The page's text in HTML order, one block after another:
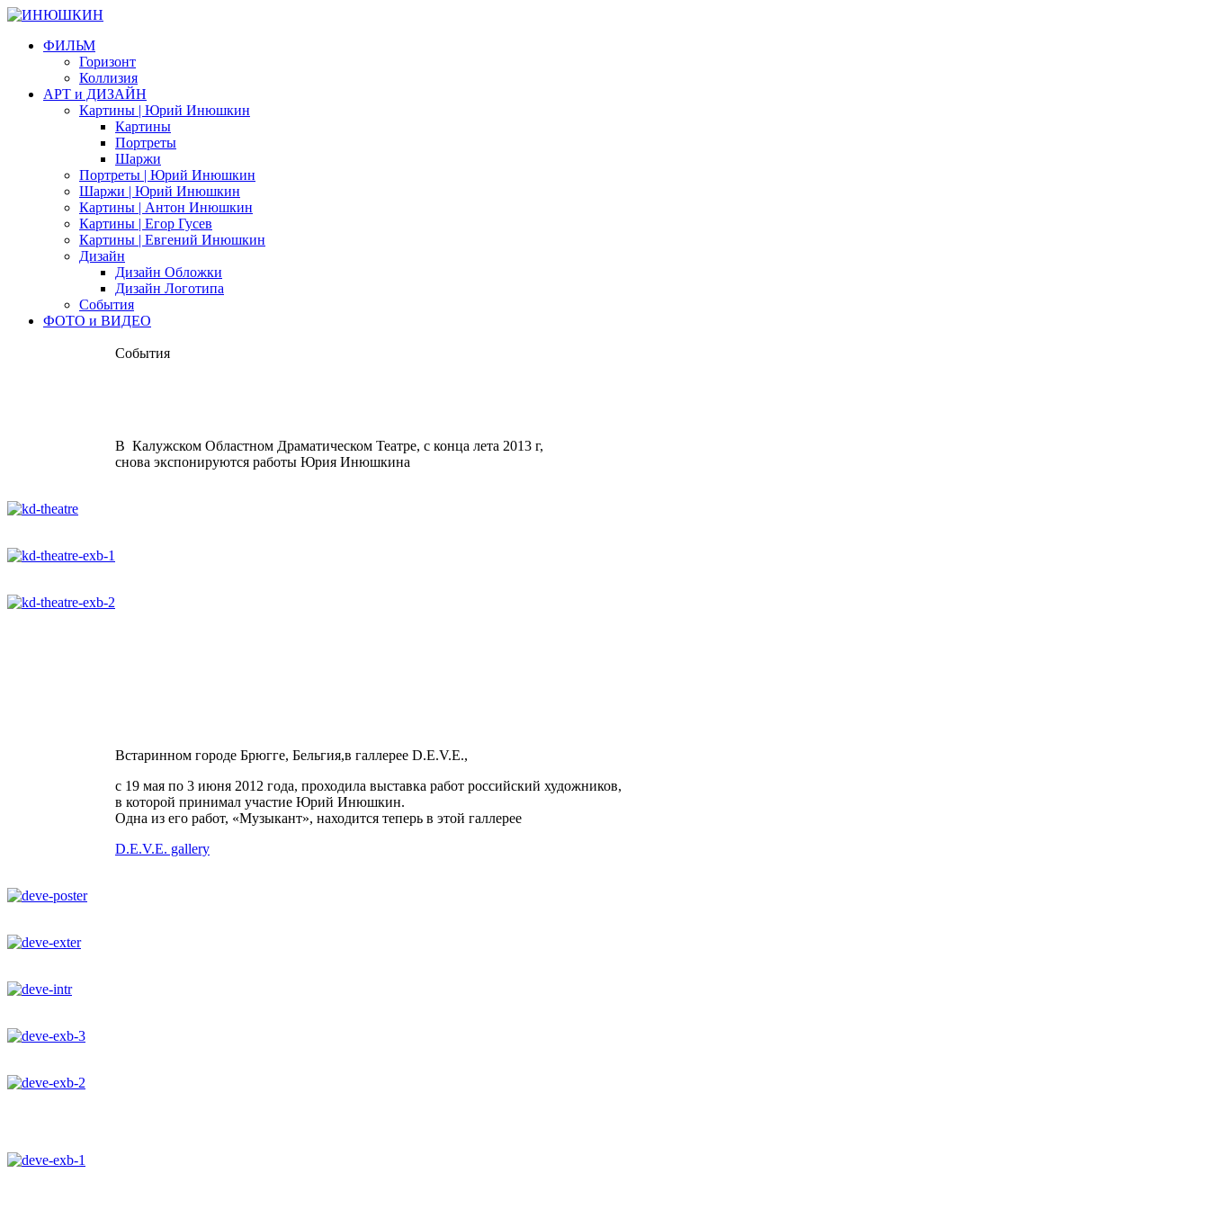
ФИЛЬМ
Горизонт
Коллизия
АРТ и ДИЗАЙН
Картины | Юрий Инюшкин
Картины
Портреты
Шаржи
Портреты | Юрий Инюшкин
Шаржи | Юрий Инюшкин
Картины | Антон Инюшкин
Картины | Егор Гусев
Картины | Евгений Инюшкин
Дизайн
Дизайн Обложки
Дизайн Логотипа
События
ФОТО и ВИДЕО
События
В Калужском Областном Драматическом Театре, с конца лета 2013 г,
снова экспонируются работы Юрия Инюшкина
Встаринном городе Брюгге, Бельгия,в галлерее D.E.V.E.,
с 19 мая по 3 июня 2012 года, проходила выставка работ российский художников,
в которой принимал участие Юрий Инюшкин.
Одна из его работ, «Музыкант», находится теперь в этой галлерее
D.E.V.E. gallery